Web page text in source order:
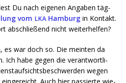
Du nach eige­nen Anga­ben täg­
vom LKAHam­burg in Kon­takt.
abschlie­ßend nicht weiterhelfen?
es war doch so. Die mein­ten da
Ich habe gegen die ver­ant­wort­li­
wegen